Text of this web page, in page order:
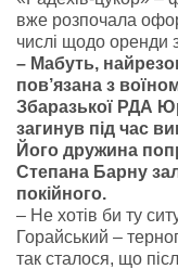
вже розпочала
числі щодо оренди
– Мабуть,
пов’язана з
Збаразької РДА
загинув під час
Його дружина
Степана Барну
покійного.
– Не хотів би ту
Горайський –
так сталося, що